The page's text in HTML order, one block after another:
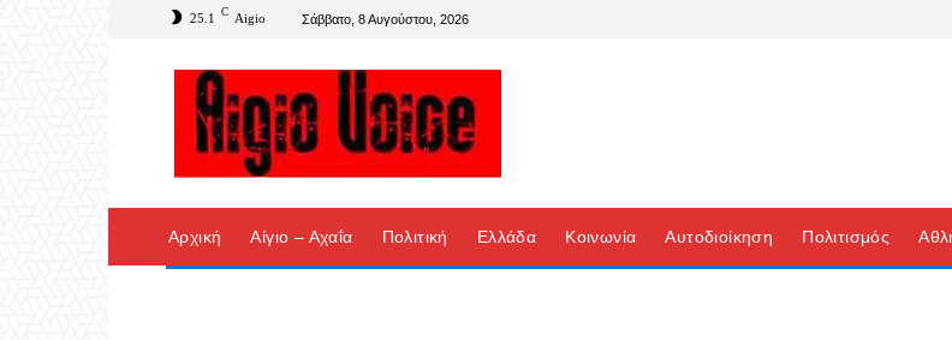
25.1 C Aigio Σάββατο, 8 Αυγούστου, 2026
Αρχική Αίγιο – Αχαΐα Πολιτική Ελλάδα Κοινωνία Αυτοδιοίκηση Πολιτισμός